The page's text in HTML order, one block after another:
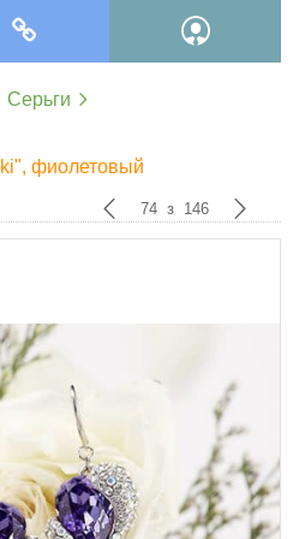
Серьги
фиолетовый
74 з 146